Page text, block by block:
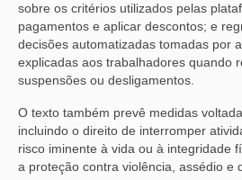
sobre os critérios utilizados pelas
pagamentos e aplicar descontos; e
decisões automatizadas tomadas por
explicadas aos trabalhadores quando
suspensões ou desligamentos.
O texto também prevê medidas
incluindo o direito de interromper
risco iminente à vida ou à integridade
a proteção contra violência, assédio e